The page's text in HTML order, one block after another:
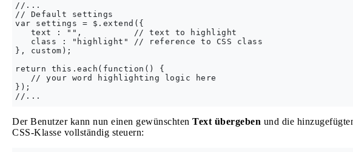
//...
// Default settings
var settings = $.extend({
   text : "",          // text to highlight
   class : "highlight" // reference to CSS class
}, custom);
return this.each(function() {
   // your word highlighting logic here
});
Der Benutzer kann nun einen gewünschten Text übergeben und die
CSS-Klasse vollständig steuern: